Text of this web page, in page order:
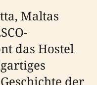
Maltas
das Hostel
der